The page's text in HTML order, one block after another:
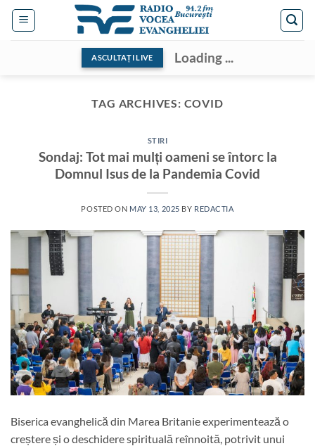
Skip
ASCULTAȚI LIVE Loading ...
TAG ARCHIVES: COVID
STIRI
Sondaj: Tot mai mulți oameni se întorc la
Domnul Isus de la Pandemia Covid
POSTED ON MAY 13, 2025 BY REDACTIA
Biserica evanghelică din Marea Britanie experimentează o
creștere și o deschidere spirituală reînnoită, potrivit unui